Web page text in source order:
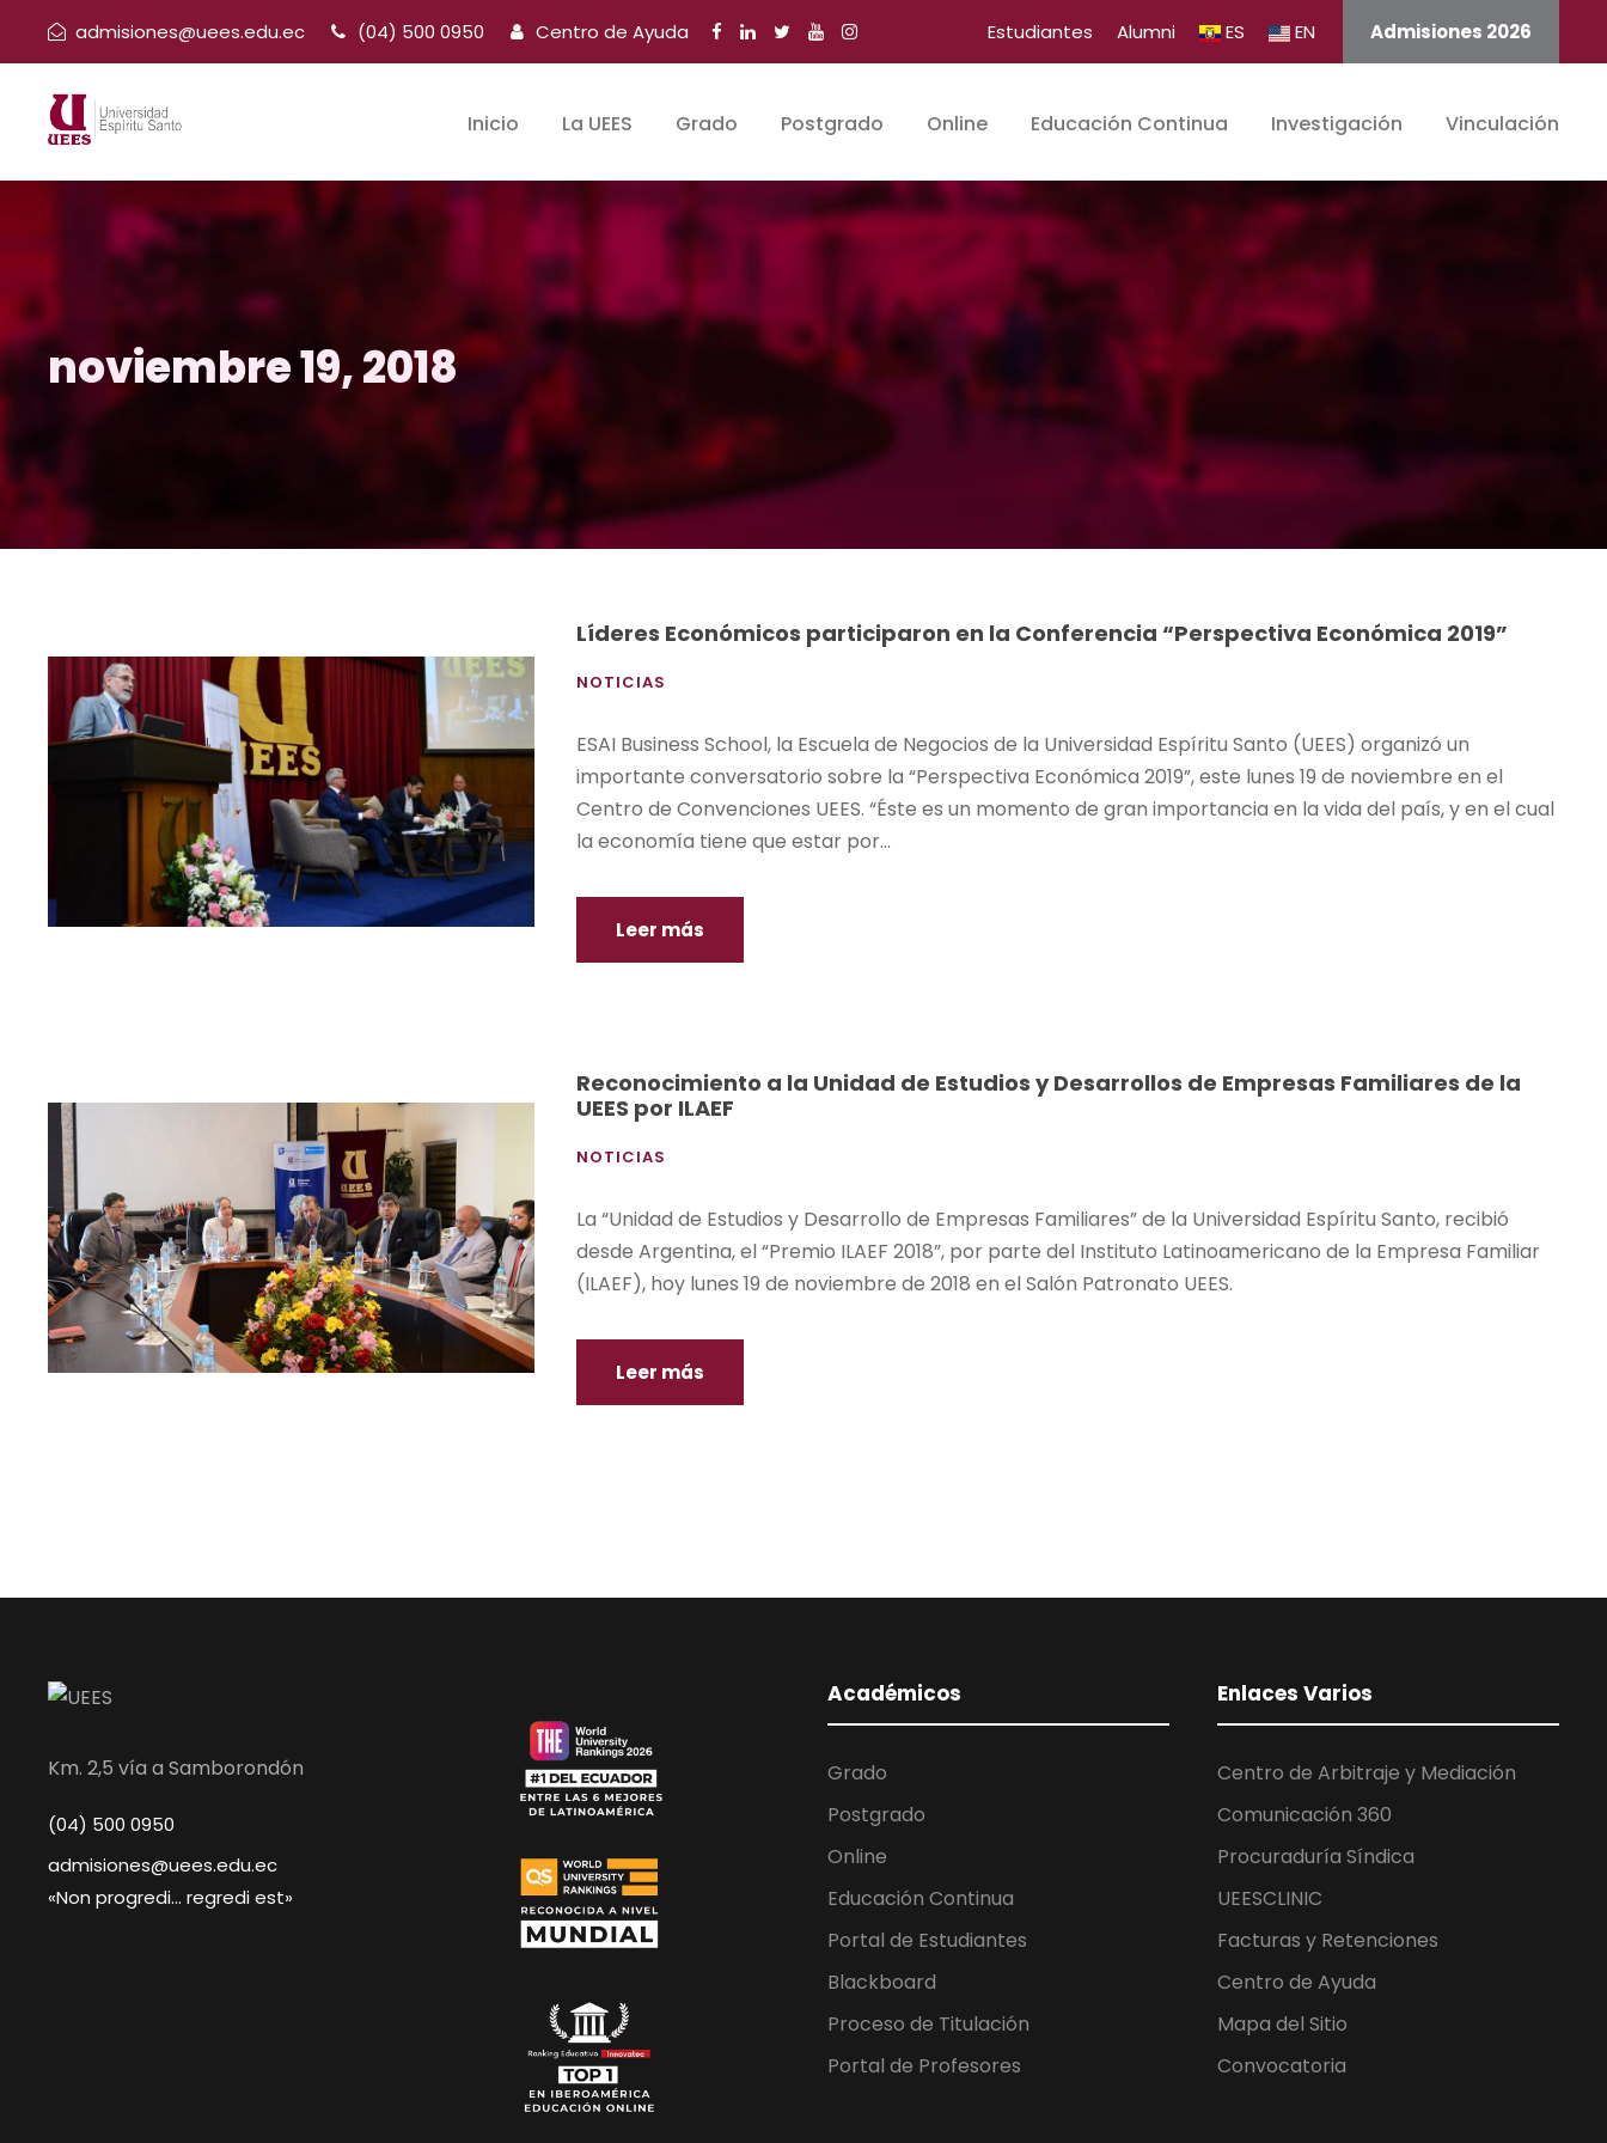
admisiones@uees.edu.ec (04) 500 0950 Centro de Ayuda Estudiantes Alumni ES EN Admisiones 2026
Inicio La UEES Grado Postgrado Online Educación Continua Investigación Vinculación
noviembre 19, 2018
Líderes Económicos participaron en la Conferencia “Perspectiva Económica 2019”
NOTICIAS
ESAI Business School, la Escuela de Negocios de la Universidad Espíritu Santo (UEES) organizó un
importante conversatorio sobre la “Perspectiva Económica 2019”, este lunes 19 de noviembre en el
Centro de Convenciones UEES. “Éste es un momento de gran importancia en la vida del país, y en el cual
la economía tiene que estar por...
Leer más
Reconocimiento a la Unidad de Estudios y Desarrollos de Empresas Familiares de la
UEES por ILAEF
NOTICIAS
La “Unidad de Estudios y Desarrollo de Empresas Familiares” de la Universidad Espíritu Santo, recibió
desde Argentina, el “Premio ILAEF 2018”, por parte del Instituto Latinoamericano de la Empresa Familiar
(ILAEF), hoy lunes 19 de noviembre de 2018 en el Salón Patronato UEES.
Leer más
Km. 2,5 vía a Samborondón
(04) 500 0950
admisiones@uees.edu.ec
«Non progredi… regredi est»
Académicos
Grado
Postgrado
Online
Educación Continua
Portal de Estudiantes
Blackboard
Proceso de Titulación
Portal de Profesores
Enlaces Varios
Centro de Arbitraje y Mediación
Comunicación 360
Procuraduría Síndica
UEESCLINIC
Facturas y Retenciones
Centro de Ayuda
Mapa del Sitio
Convocatoria